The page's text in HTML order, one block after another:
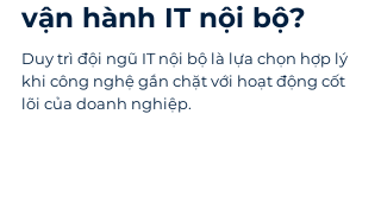
vận hành IT nội bộ?
Duy trì đội ngũ IT nội bộ là lựa chọn hợp lý
khi công nghệ gắn chặt với hoạt động cốt
lõi của doanh nghiệp.